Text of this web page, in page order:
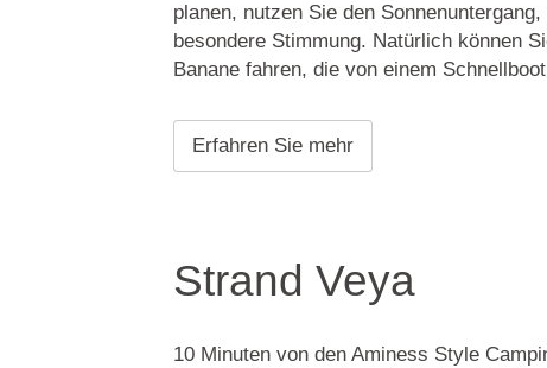
planen, nutzen Sie den
besondere Stimmung. Natürlich können
Banane fahren, die von einem
Erfahren Sie mehr
Strand Veya
10 Minuten von den Aminess Style